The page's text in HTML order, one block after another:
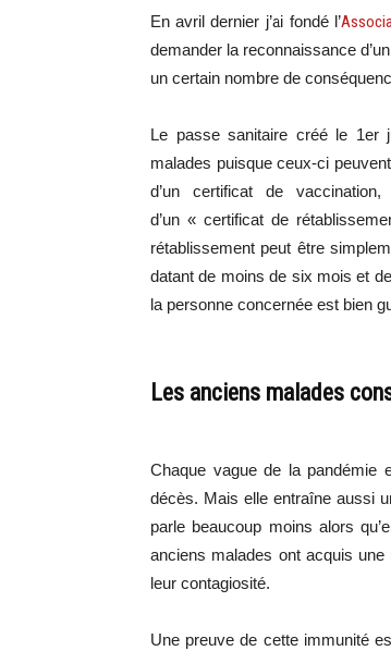
En avril dernier j’ai fondé l’
demander la reconnaissance
un certain nombre de
Le passe sanitaire créé le 1er
malades puisque ceux-ci
d’un certificat de
d’un « certificat de
rétablissement peut être
datant de moins de six mois et
la personne concernée est bien
Les anciens malades
Chaque vague de la pandémie
décès. Mais elle entraîne aussi
parle beaucoup moins alors
anciens malades ont acquis une
leur contagiosité.
Une preuve de cette immunité